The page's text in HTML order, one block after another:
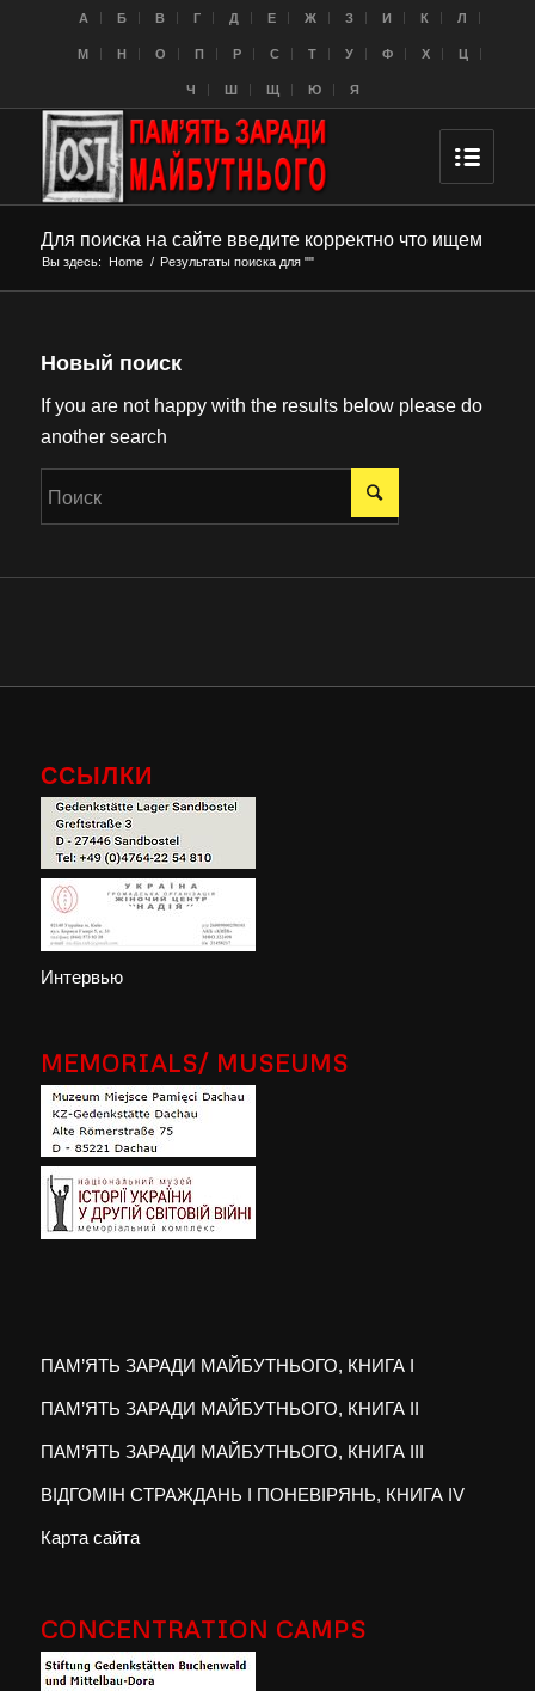
A Б В Г Д Е Ж З И К Л
M Н О П Р С Т У Ф Х Ц
Ч Ш Щ Ю Я
Для поиска на сайте введите корректно что ищем
Вы здесь: Home / Результаты поиска для ""
Новый поиск
If you are not happy with the results below please do
another search
ССЫЛКИ
Интервью
MEMORIALS/ MUSEUMS
ПАМ’ЯТЬ ЗАРАДИ МАЙБУТНЬОГО, КНИГА I
ПАМ’ЯТЬ ЗАРАДИ МАЙБУТНЬОГО, КНИГА II
ПАМ’ЯТЬ ЗАРАДИ МАЙБУТНЬОГО, КНИГА III
ВІДГОМІН СТРАЖДАНЬ І ПОНЕВІРЯНЬ, КНИГА IV
Карта сайта
CONCENTRATION CAMPS